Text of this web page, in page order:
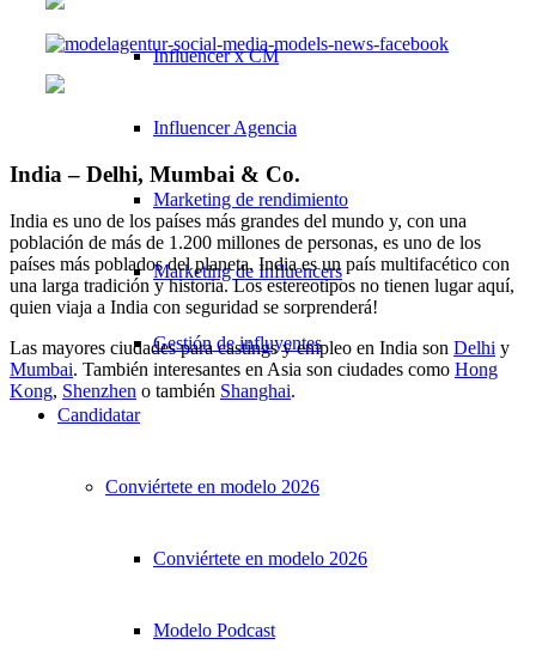
Influencer x CM
Influencer Agencia
Marketing de rendimiento
Marketing de Influencers
Gestión de influyentes
Candidatar
Conviértete en modelo 2026
Conviértete en modelo 2026
Modelo Podcast
India – Delhi, Mumbai & Co.
India es uno de los países más grandes del mundo y, con una
población de más de 1.200 millones de personas, es uno de los
países más poblados del planeta. India es un país multifacético con
una larga tradición y historia. Los estereotipos no tienen lugar aquí,
quien viaja a India con seguridad se sorprenderá!
Las mayores ciudades para castings y empleo en India son Delhi y
Mumbai. También interesantes en Asia son ciudades como Hong
Kong, Shenzhen o también Shanghai.